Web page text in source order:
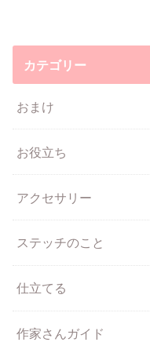
カテゴリー
おまけ
お役立ち
アクセサリー
ステッチのこと
仕立てる
作家さんガイド